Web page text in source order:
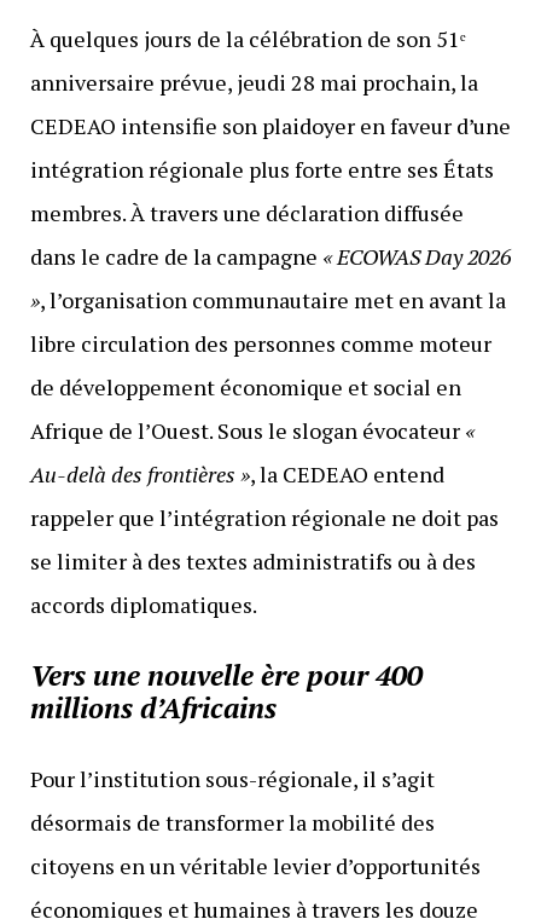
À quelques jours de la célébration de son 51ᵉ
anniversaire prévue, jeudi 28 mai prochain, la
CEDEAO intensifie son plaidoyer en faveur d’une
intégration régionale plus forte entre ses États
membres. À travers une déclaration diffusée
dans le cadre de la campagne « ECOWAS Day 2026
», l’organisation communautaire met en avant la
libre circulation des personnes comme moteur
de développement économique et social en
Afrique de l’Ouest. Sous le slogan évocateur «
Au-delà des frontières », la CEDEAO entend
rappeler que l’intégration régionale ne doit pas
se limiter à des textes administratifs ou à des
accords diplomatiques.
Vers une nouvelle ère pour 400
millions d’Africains
Pour l’institution sous-régionale, il s’agit
désormais de transformer la mobilité des
citoyens en un véritable levier d’opportunités
économiques et humaines à travers les douze